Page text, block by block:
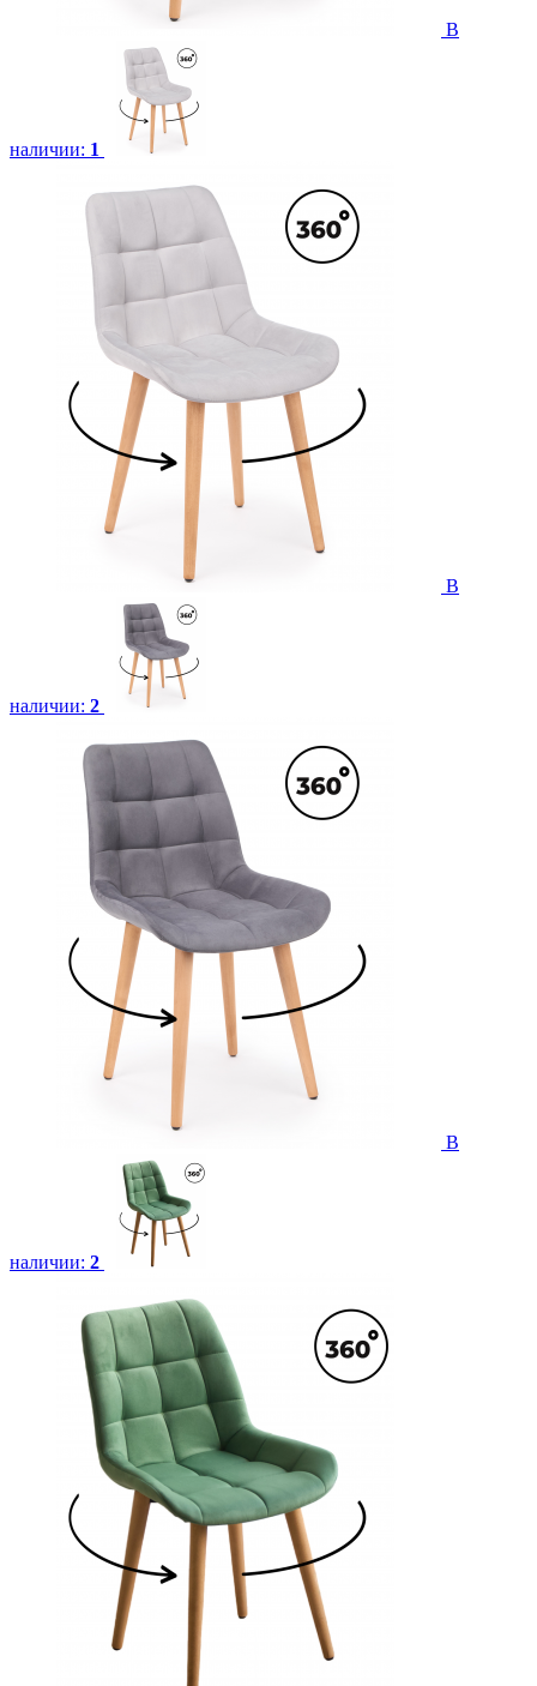
В
наличии: 1
В
наличии: 2
В
наличии: 2